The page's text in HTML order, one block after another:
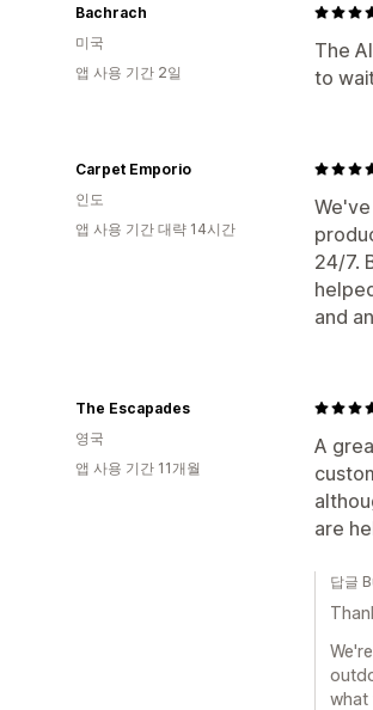
The
to
Bachrach
미국
앱 사용 기간 2일
24/7.
and
Carpet Emporio
인도
앱 사용 기간 대략 14시간
A
are
The Escapades
영국
앱 사용 기간 11개월
답글
what